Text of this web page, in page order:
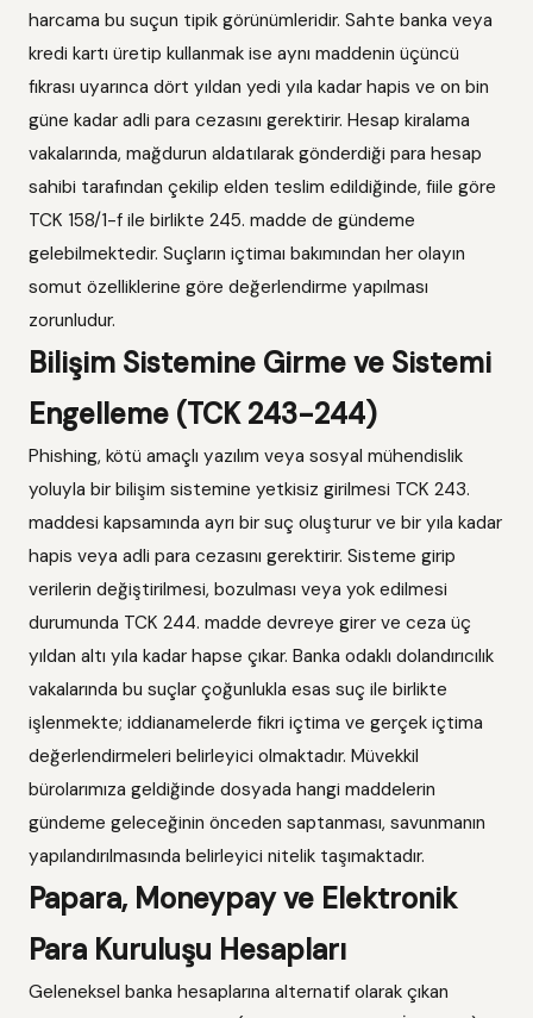
harcama bu suçun tipik görünümleridir. Sahte banka veya
kredi kartı üretip kullanmak ise aynı maddenin üçüncü
fıkrası uyarınca dört yıldan yedi yıla kadar hapis ve on bin
güne kadar adli para cezasını gerektirir. Hesap kiralama
vakalarında, mağdurun aldatılarak gönderdiği para hesap
sahibi tarafından çekilip elden teslim edildiğinde, fiile göre
TCK 158/1-f ile birlikte 245. madde de gündeme
gelebilmektedir. Suçların içtimaı bakımından her olayın
somut özelliklerine göre değerlendirme yapılması
zorunludur.
Bilişim Sistemine Girme ve Sistemi
Engelleme (TCK 243-244)
Phishing, kötü amaçlı yazılım veya sosyal mühendislik
yoluyla bir bilişim sistemine yetkisiz girilmesi TCK 243.
maddesi kapsamında ayrı bir suç oluşturur ve bir yıla kadar
hapis veya adli para cezasını gerektirir. Sisteme girip
verilerin değiştirilmesi, bozulması veya yok edilmesi
durumunda TCK 244. madde devreye girer ve ceza üç
yıldan altı yıla kadar hapse çıkar. Banka odaklı dolandırıcılık
vakalarında bu suçlar çoğunlukla esas suç ile birlikte
işlenmekte; iddianamelerde fikri içtima ve gerçek içtima
değerlendirmeleri belirleyici olmaktadır. Müvekkil
bürolarımıza geldiğinde dosyada hangi maddelerin
gündeme geleceğinin önceden saptanması, savunmanın
yapılandırılmasında belirleyici nitelik taşımaktadır.
Papara, Moneypay ve Elektronik
Para Kuruluşu Hesapları
Geleneksel banka hesaplarına alternatif olarak çıkan